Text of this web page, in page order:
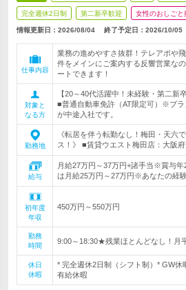
完全週休2日制 第二新卒歓迎 女性のおしごと
情報更新日：2026/08/04 終了予定日： 2026/10/05
仕事内容
業務の進めやすさ抜群！テレアポや
件をメインにご案内する反響営業な
ートできます！
対象と
なる方
【20～40代活躍中！未経験・第二新
■普通自動車免許（AT限定可）※ブ
が中途入社です。
勤務地
《転居を伴う転勤なし！梅田・天六
ス！》 ■賃貸ウエスト梅田店：大阪
給与
月給27万円～37万円+諸手当※賞与
は月給25万円～27万円※あなたの経
初年度
年収
450万円～550万円
勤務
時間
9:00～18:30★残業ほとんどなし！月
休日
休暇
* 完全週休2日制（シフト制）* GW休
有給休暇